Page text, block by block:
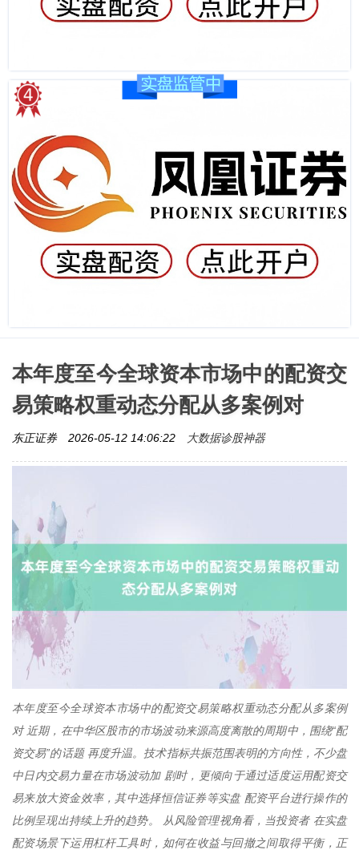
本年度至今全球资本市场中的配资交
易策略权重动态分配从多案例对
东正证券 2026-05-12 14:06:22 大数据诊股神器
本年度至今全球资本市场中的配资交易策略权重动态分配从多案例
对 近期，在中华区股市的市场波动来源高度离散的周期中，围绕“配
资交易”的话题 再度升温。技术指标共振范围表明的方向性，不少盘
中日内交易力量在市场波动加 剧时，更倾向于通过适度运用配资交
易来放大资金效率，其中选择恒信证券等实盘 配资平台进行操作的
比例呈现出持续上升的趋势。 从风险管理视角看，当投资者 在实盘
配资场景下运用杠杆工具时，如何在收益与回撤之间取得平衡，正